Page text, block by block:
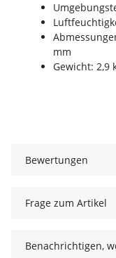
mm
Gewicht: 2,9
Bewertungen
Frage zum Artikel
Benachrichtigen,